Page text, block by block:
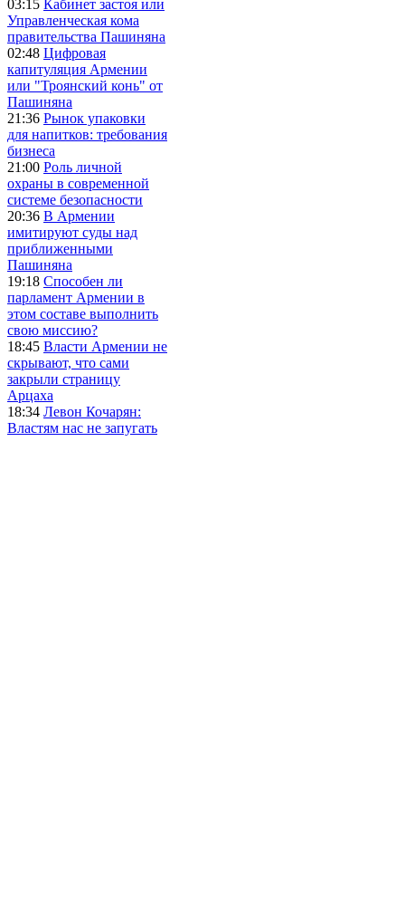
03:15 Кабинет застоя или
Управленческая кома
правительства Пашиняна
02:48 Цифровая
капитуляция Армении
или "Троянский конь" от
Пашиняна
21:36 Рынок упаковки
для напитков: требования
бизнеса
21:00 Роль личной
охраны в современной
системе безопасности
20:36 В Армении
имитируют суды над
приближенными
Пашиняна
19:18 Способен ли
парламент Армении в
этом составе выполнить
свою миссию?
18:45 Власти Армении не
скрывают, что сами
закрыли страницу
Арцаха
18:34 Левон Кочарян:
Властям нас не запугать